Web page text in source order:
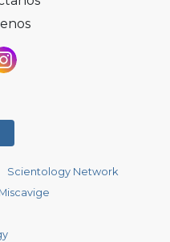
Scientology Network